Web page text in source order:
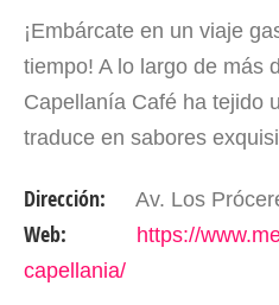
¡Embárcate en un viaje
tiempo! A lo largo de más
Capellanía Café ha tejido
traduce en sabores
sentidos.…
Dirección: Av. Los Próceres, C.C. Alto
Web:
https://
capellania/